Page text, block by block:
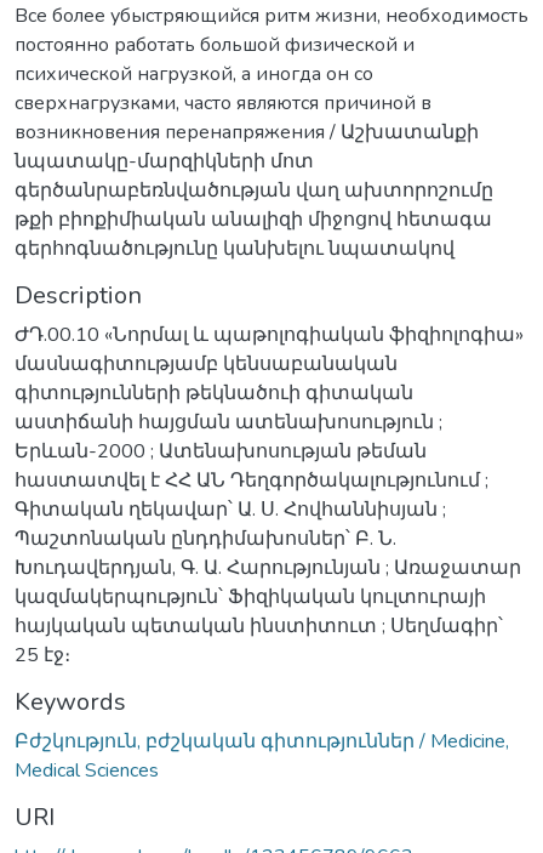
Все более убыстряющийся ритм жизни, необходимость
постоянно работать большой физической и
психической нагрузкой, a иногда он со
сверхнагрузками, часто являются причиной в
возникновения перенапряжения / Աշխատանքի
նպատակը-մարզիկների մոտ
գերծանրաբեռնվածության վաղ ախտորոշումը
թքի բիոքիմիական անալիզի միջոցով հետագա
գերհոգնածությունը կանխելու նպատակով
Description
ԺԴ.00.10 «Նորմալ և պաթոլոգիական ֆիզիոլոգիա»
մասնագիտությամբ կենսաբանական
գիտությունների թեկնածուի գիտական
աստիճանի հայցման ատենախոսություն ;
Երևան-2000 ; Ատենախոսության թեման
հաստատվել է ՀՀ ԱՆ Դեղգործակալությունում ;
Գիտական ղեկավար՝ Ա. Ս. Հովհաննիսյան ;
Պաշտոնական ընդդիմախոսներ՝ Բ. Ն.
Խուդավերդյան, Գ. Ա. Հարությունյան ; Առաջատար
կազմակերպություն՝ Ֆիզիկական կուլտուրայի
հայկական պետական ինստիտուտ ; Սեղմագիր՝
25 էջ։
Keywords
Բժշկություն, բժշկական գիտություններ / Medicine,
Medical Sciences
URI